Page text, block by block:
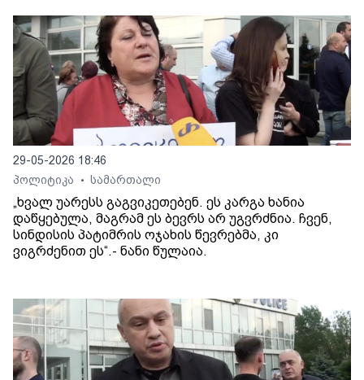
29-05-2026 18:46
პოლიტიკა
• სამართალი
„ხვალ უარესს გაგვიკეთებენ. ეს კარგა ხანია
დაწყებულა, მაგრამ ეს ბევრს არ უგვრძნია. ჩვენ,
სინდისის პატიმრის ოჯახის წევრებმა, კი
ვიგრძენით ეს“.- ნანი წულაია.